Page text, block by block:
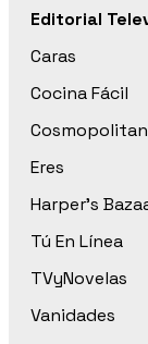
Editorial
Caras
Cocina Fácil
Cosmopolitan
Eres
Harper’s
Tú En Línea
TVyNovelas
Vanidades